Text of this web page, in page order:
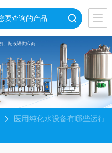
医用纯化水设备有哪些运行